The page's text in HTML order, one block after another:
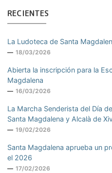
RECIENTES
La Ludoteca de Santa
18/03/2026
Abierta la inscripción para la
Magdalena
16/03/2026
La Marcha Senderista del Día
Santa Magdalena y Alcalà de
19/02/2026
Santa Magdalena aprueba un
el 2026
17/02/2026